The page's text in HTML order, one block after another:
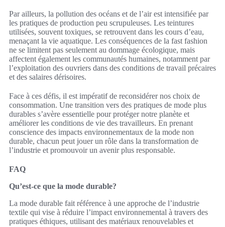
Par ailleurs, la pollution des océans et de l’air est intensifiée par
les pratiques de production peu scrupuleuses. Les teintures
utilisées, souvent toxiques, se retrouvent dans les cours d’eau,
menaçant la vie aquatique. Les conséquences de la fast fashion
ne se limitent pas seulement au dommage écologique, mais
affectent également les communautés humaines, notamment par
l’exploitation des ouvriers dans des conditions de travail précaires
et des salaires dérisoires.
Face à ces défis, il est impératif de reconsidérer nos choix de
consommation. Une transition vers des pratiques de mode plus
durables s’avère essentielle pour protéger notre planète et
améliorer les conditions de vie des travailleurs. En prenant
conscience des impacts environnementaux de la mode non
durable, chacun peut jouer un rôle dans la transformation de
l’industrie et promouvoir un avenir plus responsable.
FAQ
Qu’est-ce que la mode durable?
La mode durable fait référence à une approche de l’industrie
textile qui vise à réduire l’impact environnemental à travers des
pratiques éthiques, utilisant des matériaux renouvelables et